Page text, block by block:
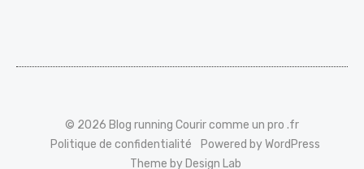
© 2026 Blog running Courir comme un pro .fr
Politique de confidentialité
Powered by WordPress
Theme by Design Lab